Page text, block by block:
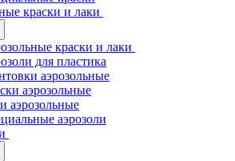
краски и лаки
краски и лаки
для пластика
аэрозольные
аэрозольные
аэрозольные
аэрозоли